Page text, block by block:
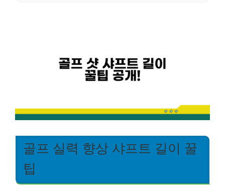
골프 실력 향상 샤프트 길이 꿀
팁